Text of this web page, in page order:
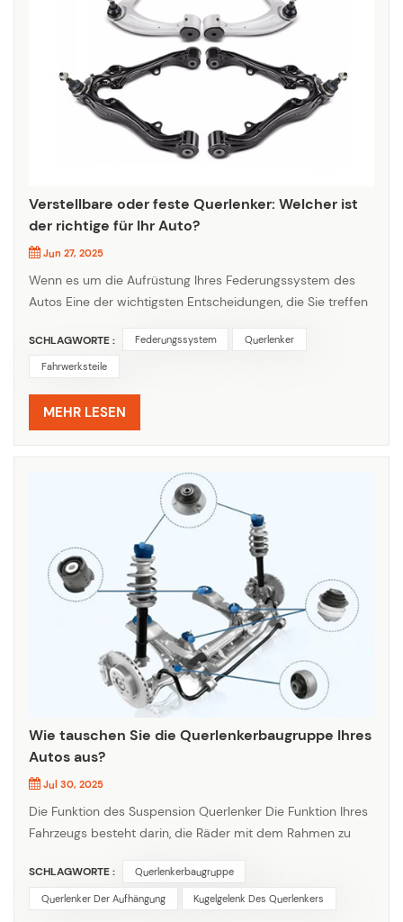
Verstellbare oder feste Querlenker: Welcher ist
der richtige für Ihr Auto?
Jun 27, 2025
Wenn es um die Aufrüstung Ihres Federungssystem des
Autos Eine der wichtigsten Entscheidungen, die Sie treffen
Querlenkern. Beide Typen spielen eine entscheidende Rolle
für die Stabilität und das Handling des Fahrzeugs, bieten
unterschiedliche Fahranforderungen. Einstellbare
Querlenker bieten die Fle...
SCHLAGWORTE : Federungssystem Querlenker
Fahrwerksteile
MEHR LESEN
Wie tauschen Sie die Querlenkerbaugruppe Ihres
Autos aus?
Jul 30, 2025
Die Funktion des Suspension Querlenker Die Funktion Ihres
Fahrzeugs besteht darin, die Räder mit dem Rahmen zu
Federungssystems zu sein. Der Querlenker dient als
Befestigungspunkt für das Rad und die komplette
SCHLAGWORTE : Querlenkerbaugruppe
Querlenker Der Aufhängung Kugelgelenk Des Querlenkers